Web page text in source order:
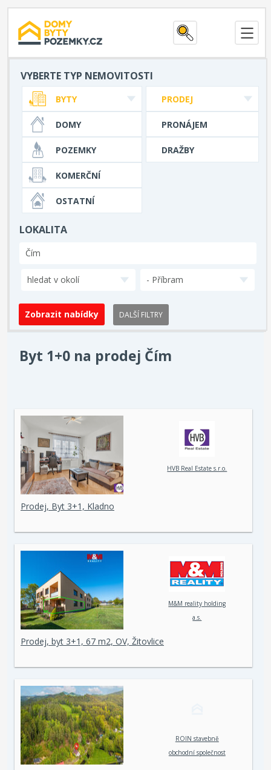
VYBERTE TYP NEMOVITOSTI
PRODEJ
PRONÁJEM
DRAŽBY
BYTY
DOMY
POZEMKY
KOMERČNÍ
OSTATNÍ
LOKALITA
hledat v okolí - Příbram
DALŠÍ FILTRY
Byt 1+0 na prodej Čím
HVB Real Estate s.r.o.
Prodej, Byt 3+1, Kladno
M&M reality holding
a.s.
Prodej, byt 3+1, 67 m2, OV, Žitovlice
ROIN stavebně
obchodní společnost